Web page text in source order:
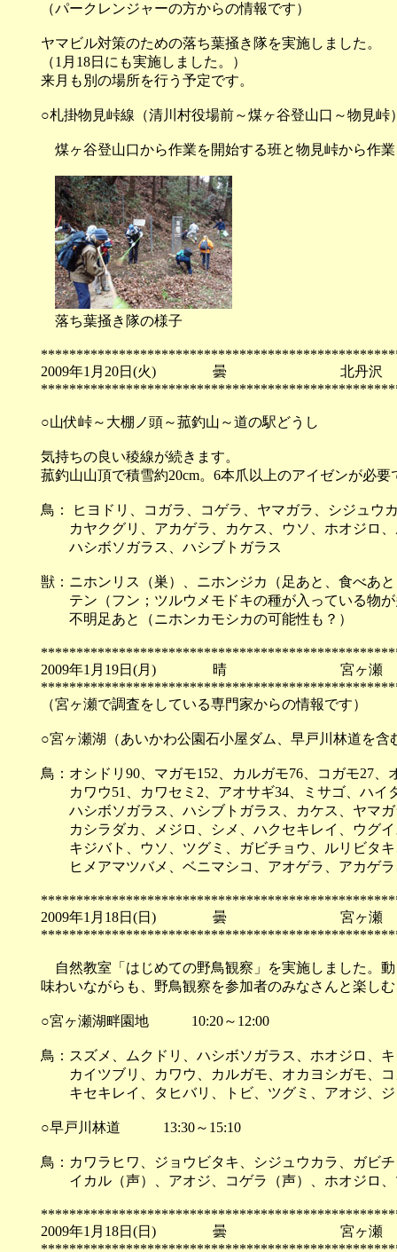
（パークレンジャーの方からの情報です）
ヤマビル対策のための落ち葉掻き隊を実施しました。
（1月18日にも実施しました。）
来月も別の場所を行う予定です。
○札掛物見峠線（清川村役場前～煤ヶ谷登山口～物
煤ヶ谷登山口から作業を開始する班と物見峠から作
落ち葉掻き隊の様子
2009年1月20日(火) 曇 北丹沢
○山伏峠～大棚ノ頭～菰釣山～道の駅どうし
気持ちの良い稜線が続きます。
菰釣山山頂で積雪約20cm。6本爪以上のアイゼンが必
鳥： ヒヨドリ、コガラ、コゲラ、ヤマガラ、シジュウ
カヤクグリ、アカゲラ、カケス、ウソ、ホオジロ、
ハシボソガラス、ハシブトガラス
獣：ニホンリス（巣）、ニホンジカ（足あと、食べあ
テン（フン；ツルウメモドキの種が入っている物が
不明足あと（ニホンカモシカの可能性も？）
2009年1月19日(月) 晴 宮ヶ瀬
（宮ヶ瀬で調査をしている専門家からの情報です）
○宮ヶ瀬湖（あいかわ公園石小屋ダム、早戸川林道を
鳥：オシドリ90、マガモ152、カルガモ76、コガモ27
カワウ51、カワセミ2、アオサギ34、ミサゴ、ハイ
ハシボソガラス、ハシブトガラス、カケス、ヤマガ
カシラダカ、メジロ、シメ、ハクセキレイ、ウグイ
キジバト、ウソ、ツグミ、ガビチョウ、ルリビタキ
ヒメアマツバメ、ベニマシコ、アオゲラ、アカゲ
2009年1月18日(日) 曇 宮ヶ瀬
自然教室「はじめての野鳥観察」を実施しました。
味わいながらも、野鳥観察を参加者のみなさんと楽し
○宮ヶ瀬湖畔園地 10:20～12:00
鳥：スズメ、ムクドリ、ハシボソガラス、ホオジロ、
カイツブリ、カワウ、カルガモ、オカヨシガモ、コ
キセキレイ、タヒバリ、トビ、ツグミ、アオジ、ジ
○早戸川林道 13:30～15:10
鳥：カワラヒワ、ジョウビタキ、シジュウカラ、ガビ
イカル（声）、アオジ、コゲラ（声）、ホオジロ、
2009年1月18日(日) 曇 宮ヶ瀬